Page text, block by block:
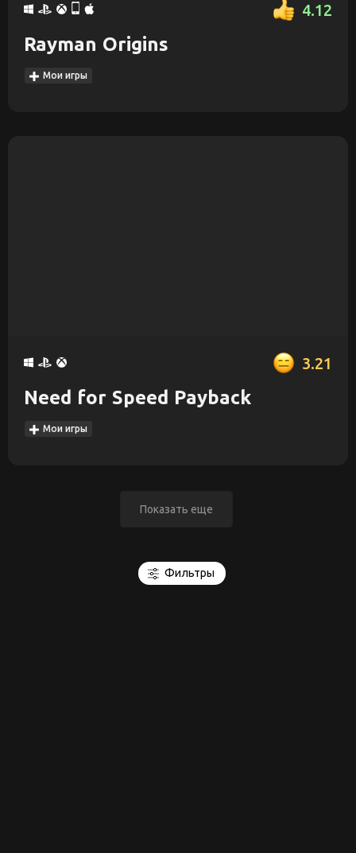
4.12
Rayman Origins
Мои игры
3.21
Need for Speed Payback
Мои игры
Показать еще
Фильтры